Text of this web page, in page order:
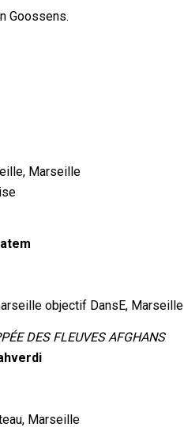
Goossens.
Marseille
objectif DansE, Marseille
DES FLEUVES AFGHANS
Marseille